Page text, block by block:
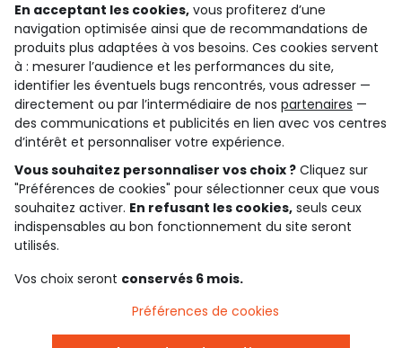
qui sommes-nous ?
besoin d'aide ?
le club fidélité
notre catalogue
Conditions générales de ventes et d'utilisation
Conditions d’utilisation des réseaux sociaux
Politique de confidentialité
Cookies et données personnelles
Paramètres des cookies
En acceptant les cookies, vous profiterez d’une
navigation optimisée ainsi que de recommandations de
produits plus adaptées à vos besoins. Ces cookies servent
à : mesurer l’audience et les performances du site,
identifier les éventuels bugs rencontrés, vous adresser —
directement ou par l’intermédiaire de nos partenaires —
des communications et publicités en lien avec vos centres
d’intérêt et personnaliser votre expérience.
Vous souhaitez personnaliser vos choix ? Cliquez sur
"Préférences de cookies" pour sélectionner ceux que vous
souhaitez activer. En refusant les cookies, seuls ceux
indispensables au bon fonctionnement du site seront
utilisés.
Vos choix seront conservés 6 mois.
Préférences de cookies